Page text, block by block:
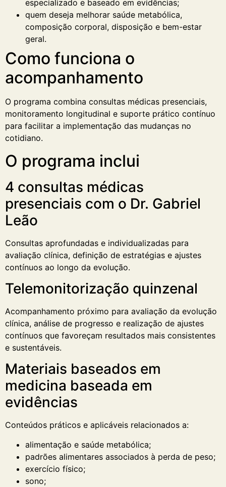
especializado e baseado em evidências;
quem deseja melhorar saúde metabólica,
composição corporal, disposição e bem-estar
geral.
Como funciona o
acompanhamento
O programa combina consultas médicas presenciais,
monitoramento longitudinal e suporte prático contínuo
para facilitar a implementação das mudanças no
cotidiano.
O programa inclui
4 consultas médicas
presenciais com o Dr. Gabriel
Leão
Consultas aprofundadas e individualizadas para
avaliação clínica, definição de estratégias e ajustes
contínuos ao longo da evolução.
Telemonitorização quinzenal
Acompanhamento próximo para avaliação da evolução
clínica, análise de progresso e realização de ajustes
contínuos que favoreçam resultados mais consistentes
e sustentáveis.
Materiais baseados em
medicina baseada em
evidências
Conteúdos práticos e aplicáveis relacionados a:
alimentação e saúde metabólica;
padrões alimentares associados à perda de peso;
exercício físico;
sono;